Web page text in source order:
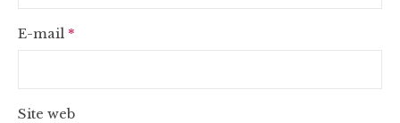
E-mail *
Site web